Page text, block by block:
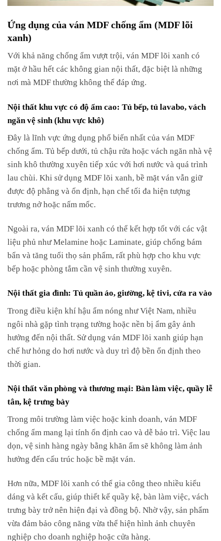
Ứng dụng của ván MDF chống ẩm (MDF lõi
xanh)
Với khả năng chống ẩm vượt trội, ván MDF lõi xanh có
mặt ở hầu hết các không gian nội thất, đặc biệt là những
nơi mà MDF thường không thể đáp ứng.
Nội thất khu vực có độ ẩm cao: Tủ bếp, tủ lavabo, vách
ngăn vệ sinh (khu vực khô)
Đây là lĩnh vực ứng dụng phổ biến nhất của ván MDF
chống ẩm. Tủ bếp dưới, tủ chậu rửa hoặc vách ngăn nhà vệ
sinh khô thường xuyên tiếp xúc với hơi nước và quá trình
lau chùi. Khi sử dụng MDF lõi xanh, bề mặt ván vẫn giữ
được độ phẳng và ổn định, hạn chế tối đa hiện tượng
trương nở hoặc nấm mốc.
Ngoài ra, ván MDF lõi xanh có thể kết hợp tốt với các vật
liệu phủ như Melamine hoặc Laminate, giúp chống bám
bẩn và tăng tuổi thọ sản phẩm, rất phù hợp cho khu vực
bếp hoặc phòng tắm cần vệ sinh thường xuyên.
Nội thất gia đình: Tủ quần áo, giường, kệ tivi, cửa ra vào
Trong điều kiện khí hậu ẩm nóng như Việt Nam, nhiều
ngôi nhà gặp tình trạng tường hoặc nền bị ẩm gây ảnh
hưởng đến nội thất. Sử dụng ván MDF lõi xanh giúp hạn
chế hư hỏng do hơi nước và duy trì độ bền ổn định theo
thời gian.
Nội thất văn phòng và thương mại: Bàn làm việc, quầy lễ
tân, kệ trưng bày
Trong môi trường làm việc hoặc kinh doanh, ván MDF
chống ẩm mang lại tính ổn định cao và dễ bảo trì. Việc lau
dọn, vệ sinh hàng ngày bằng khăn ẩm sẽ không làm ảnh
hưởng đến cấu trúc hoặc bề mặt ván.
Hơn nữa, MDF lõi xanh có thể gia công theo nhiều kiểu
dáng và kết cấu, giúp thiết kế quầy kệ, bàn làm việc, vách
trưng bày trở nên hiện đại và đồng bộ. Nhờ vậy, sản phẩm
vừa đảm bảo công năng vừa thể hiện hình ảnh chuyên
nghiệp cho doanh nghiệp hoặc cửa hàng.